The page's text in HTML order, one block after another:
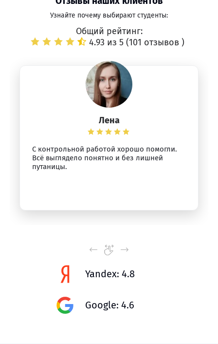
Узнайте почему выбирают студенты:
Общий рейтинг:
4.93 из 5 (101 отзывов )
Лена
С контрольной работой хорошо помогли.
Всё выглядело понятно и без лишней
путаницы.
Yandex: 4.8
Google: 4.6